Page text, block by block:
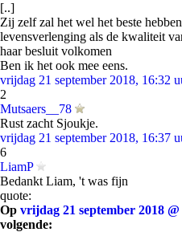
[..]
Zij zelf zal het wel het beste
levensverlenging als de kwaliteit
haar besluit volkomen
Ben ik het ook mee eens.
vrijdag 21 september 2018, 16:32
2
Mutsaers__78
Rust zacht Sjoukje.
vrijdag 21 september 2018, 16:37
6
LiamP
Bedankt Liam, 't was fijn
quote:
Op vrijdag 21 september 2018 @
volgende: